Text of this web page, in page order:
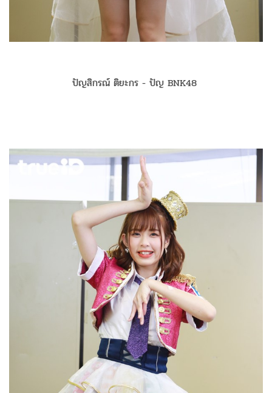
ปัญสิกรณ์ ติยะกร - ปัญ BNK48